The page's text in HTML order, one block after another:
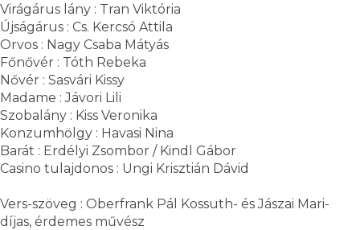
Virágárus lány : Tran Viktória
Újságárus : Cs. Kercsó Attila
Orvos : Nagy Csaba Mátyás
Főnővér : Tóth Rebeka
Nővér : Sasvári Kissy
Madame : Jávori Lili
Szobalány : Kiss Veronika
Konzumhölgy : Havasi Nina
Barát : Erdélyi Zsombor / Kindl Gábor
Casino tulajdonos : Ungi Krisztián Dávid
Vers-szöveg : Oberfrank Pál Kossuth- és Jászai Mari-
díjas, érdemes művész